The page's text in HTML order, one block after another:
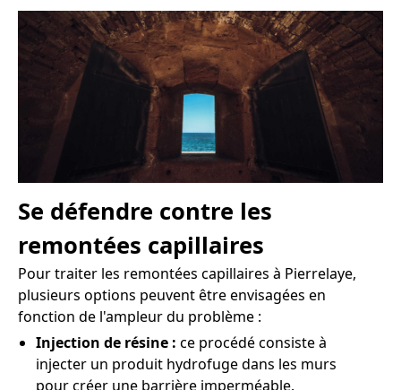
Se défendre contre les
remontées capillaires
Pour traiter les remontées capillaires à Pierrelaye,
plusieurs options peuvent être envisagées en
fonction de l'ampleur du problème :
Injection de résine : ce procédé consiste à
injecter un produit hydrofuge dans les murs
pour créer une barrière imperméable.